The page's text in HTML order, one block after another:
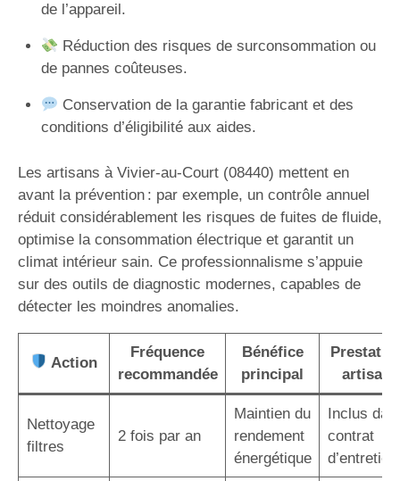
de l’appareil.
Réduction des risques de surconsommation ou
de pannes coûteuses.
Conservation de la garantie fabricant et des
conditions d’éligibilité aux aides.
Les artisans à Vivier-au-Court (08440) mettent en
avant la prévention : par exemple, un contrôle annuel
réduit considérablement les risques de fuites de fluide,
optimise la consommation électrique et garantit un
climat intérieur sain. Ce professionnalisme s’appuie
sur des outils de diagnostic modernes, capables de
détecter les moindres anomalies.
Action
Fréquence
recommandée
Bénéfice
principal
artisan
Nettoyage
filtres
2 fois par an
Maintien du
rendement
énergétique
Inclus
contrat
d’entretien